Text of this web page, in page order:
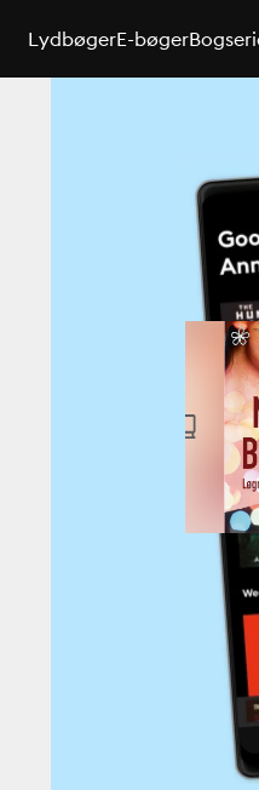
LydbøgerE-bøger